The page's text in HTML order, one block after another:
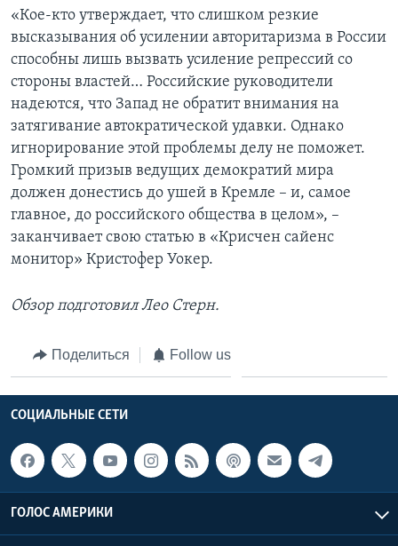
«Кое-кто утверждает, что слишком резкие
высказывания об усилении авторитаризма в России
способны лишь вызвать усиление репрессий со
стороны властей… Российские руководители
надеются, что Запад не обратит внимания на
затягивание автократической удавки. Однако
игнорирование этой проблемы делу не поможет.
Громкий призыв ведущих демократий мира
должен донестись до ушей в Кремле – и, самое
главное, до российского общества в целом», –
заканчивает свою статью в «Крисчен сайенс
монитор» Кристофер Уокер.
Обзор подготовил Лео Стерн.
Поделиться Follow us
СОЦИАЛЬНЫЕ СЕТИ
ГОЛОС АМЕРИКИ